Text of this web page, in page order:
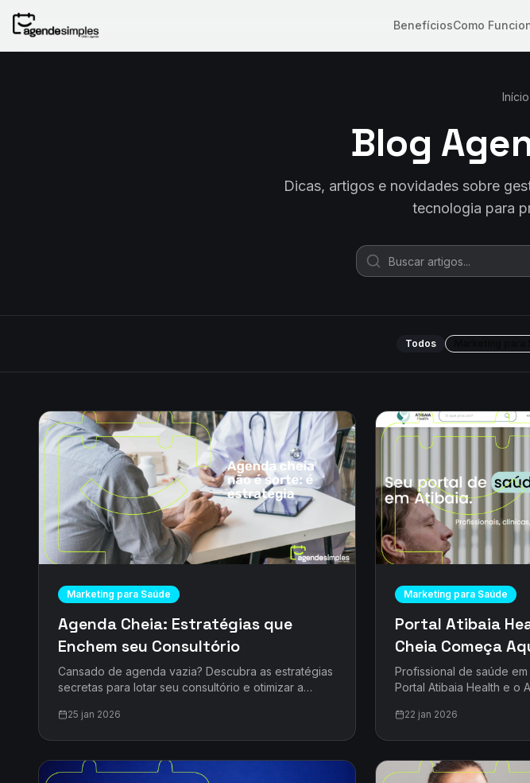
BenefíciosComo
Início
Blog
Dicas, artigos e novidades sobre
tecnologia para
Todos
Marketing para Saúde
Agenda Cheia: Estratégias que
Enchem seu Consultório
Cansado de agenda vazia? Descubra as estratégias
secretas para lotar seu consultório e otimizar a
25 jan 2026
Marketing para Saúde
Portal Atibaia
Cheia Começa
Profissional de saúde
Portal Atibaia Health e o
trabalhe menos!
22 jan 2026